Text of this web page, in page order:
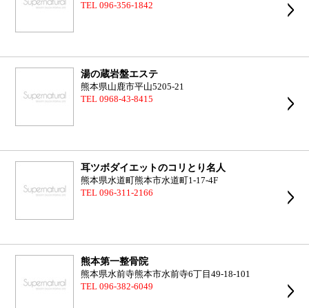
TEL 096-356-1842
湯の蔵岩盤エステ
熊本県山鹿市平山5205-21
TEL 0968-43-8415
耳ツボダイエットのコリとり名人
熊本県水道町熊本市水道町1-17-4F
TEL 096-311-2166
熊本第一整骨院
熊本県水前寺熊本市水前寺6丁目49-18-101
TEL 096-382-6049